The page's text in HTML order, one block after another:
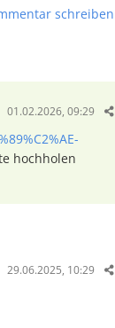
schreiben
01.02.2026, 09:29
hochholen
29.06.2025, 10:29